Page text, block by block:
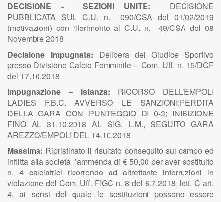
DECISIONE - SEZIONI UNITE: DECISIONE
PUBBLICATA SUL C.U. n. 090/CSA del 01/02/2019
(motivazioni) con riferimento al C.U. n. 49/CSA del 08
Novembre 2018
Decisione Impugnata: Delibera del Giudice Sportivo
presso Divisione Calcio Femminile – Com. Uff. n. 15/DCF
del 17.10.2018
Impugnazione – istanza: RICORSO DELL’EMPOLI
LADIES F.B.C. AVVERSO LE SANZIONI:PERDITA
DELLA GARA CON PUNTEGGIO DI 0-3; INIBIZIONE
FINO AL 31.10.2018 AL SIG. L.M., SEGUITO GARA
AREZZO/EMPOLI DEL 14.10.2018
Massima: Ripristinato il risultato conseguito sul campo ed
inflitta alla società l’ammenda di € 50,00 per aver sostituito
n. 4 calciatrici ricorrendo ad altrettante interruzioni in
violazione del Com. Uff. FIGC n. 8 del 6.7.2018, lett. C art.
4, ai sensi del quale le sostituzioni possono essere